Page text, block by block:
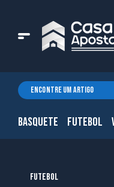
BASQUETE FUTEBOL
FUTEBOL